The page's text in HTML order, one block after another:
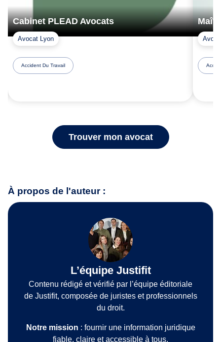
Cabinet PLEAD Avocats
Avocat Lyon
Accident Du Travail
Trouver mon avocat
À propos de l'auteur :
L’équipe Justifit
Contenu rédigé et vérifié par l’équipe éditoriale
de Justifit, composée de juristes et professionnels
du droit.
Notre mission : fournir une information juridique
fiable, claire et accessible à tous.